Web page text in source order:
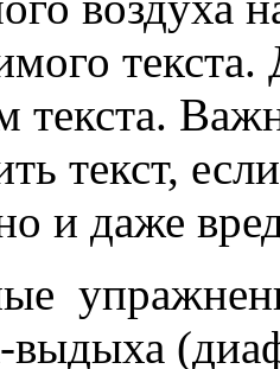
текста.
текст,
и даже